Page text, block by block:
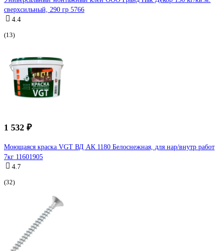
сверхсильный, 290 гр 5766
4.4
(13)
1 532 ₽
Моющаяся краска VGT ВД АК 1180 Белоснежная, для нар/внутр работ
7кг 11601905
4.7
(32)